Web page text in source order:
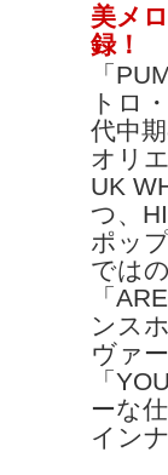
美メ
録！
「
トロ
代中
オリ
UK
つ、
ポッ
では
「
ンス
ヴァ
「
ーな
イン